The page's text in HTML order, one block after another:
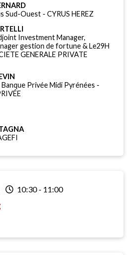
Sud-Ouest - CYRUS HEREZ
Investment Manager,
gestion de fortune & Le29H
GENERALE PRIVATE
Privée Midi Pyrénées -
10:30- 11:00